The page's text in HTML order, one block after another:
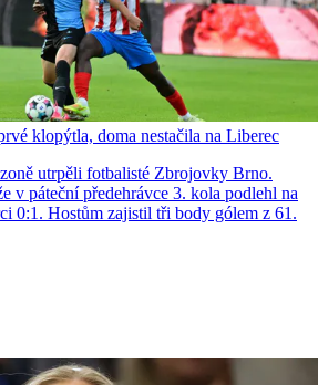
klopýtla, doma nestačila na Liberec
utrpěli fotbalisté Zbrojovky Brno.
v páteční předehrávce 3. kola podlehl na
0:1. Hostům zajistil tři body gólem z 61.